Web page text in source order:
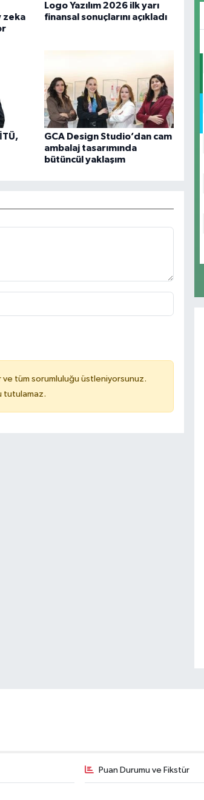
zeka
Logo Yazılım 2026 ilk yarı
finansal sonuçlarını açıkladı
GCA Design Studio’dan cam
ambalaj tasarımında
bütüncül yaklaşım
ve tüm sorumluluğu üstleniyorsunuz.
tutulamaz.
Puan Durumu ve Fikstür